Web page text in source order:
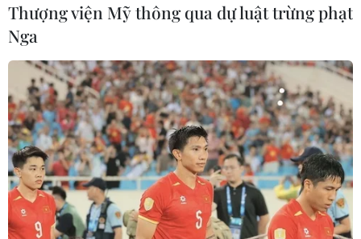
Thượng viện Mỹ thông qua dự luật trừng phạt
Nga